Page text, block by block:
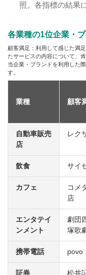
照。各指標の結果
各業種の1位企業・
顧客満足：利用して感じた満
たサービスの内容について、
当企業・ブランドを利用した
す。
業種 顧客
自動車販売
店
レク
飲食 サイ
カフェ
コメ
店
エンタテイ
ンメント
劇団
塚歌
携帯電話 povo
証券 松井